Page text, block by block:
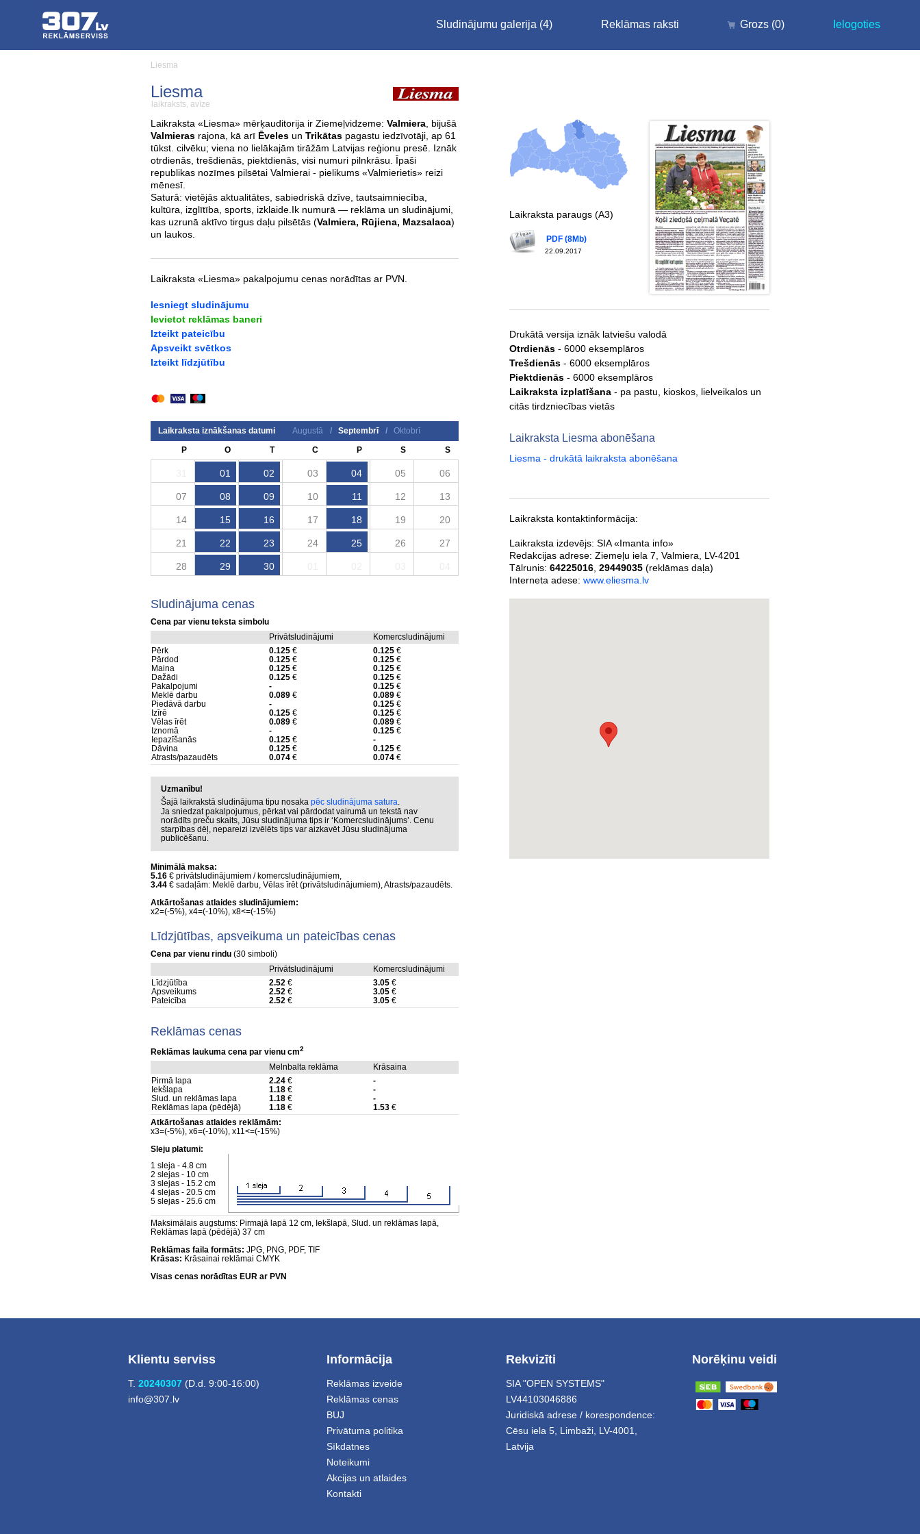
Sludinājumu galerija (4) Reklāmas raksti Grozs (0) Ielogoties
Liesma
Liesma
laikraksts, avīze
Laikraksta «Liesma» mērķauditorija ir Ziemeļvidzeme: Valmiera , bijušā
Valmieras rajona, kā arī Ēveles un Trikātas pagastu iedzīvotāji, ap 61
tūkst. cilvēku; viena no lielākajām tirāžām Latvijas reģionu presē. Iznāk
otrdienās, trešdienās, piektdienās, visi numuri pilnkrāsu. Īpaši
republikas nozīmes pilsētai Valmierai - pielikums «Valmierietis» reizi
mēnesī.
Saturā: vietējās aktualitātes, sabiedriskā dzīve, tautsaimniecība,
kultūra, izglītība, sports, izklaide.Ik numurā — reklāma un sludinājumi,
kas uzrunā aktīvo tirgus daļu pilsētās (Valmiera, Rūjiena, Mazsalaca)
un laukos.
Laikraksta «Liesma» pakalpojumu cenas norādītas ar PVN.
Iesniegt sludinājumu
Ievietot reklāmas baneri
Izteikt pateicību
Apsveikt svētkos
Izteikt līdzjūtību
Laikraksta iznākšanas datumi Augustā / Septembrī /
Oktobrī
P
O T C P S S
01 02 03 04 05 06
07 08 09 10 11 12 13
14 15 16 17 18 19 20
21 22 23 24 25 26 27
28 29 30
Sludinājuma cenas
Cena par vienu teksta simbolu
Privātsludinājumi
Komercsludinājumi
Pērk
0.125 € 0.125 €
Pārdod
0.125 € 0.125 €
Maina
0.125 € 0.125 €
Dažādi
0.125 € 0.125 €
Pakalpojumi
- 0.125 €
Meklē darbu
0.089 € 0.089 €
Piedāvā darbu
- 0.125 €
Izīrē
0.125 € 0.125 €
Vēlas īrēt
0.089 € 0.089 €
Iznomā
- 0.125 €
Iepazīšanās
0.125 €
-
Dāvina
0.125 € 0.125 €
Atrasts/pazaudēts
0.074 € 0.074 €
Uzmanību!
Šajā laikrakstā sludinājuma tipu nosaka pēc sludinājuma satura.
Ja sniedzat pakalpojumus, pērkat vai pārdodat vairumā un tekstā nav
norādīts preču skaits, Jūsu sludinājuma tips ir ‘Komercsludinājums’. Cenu
starpības dēļ, nepareizi izvēlēts tips var aizkavēt Jūsu sludinājuma
publicēšanu.
Minimālā maksa:
5.16 € privātsludinājumiem / komercsludinājumiem,
3.44 € sadaļām: Meklē darbu, Vēlas īrēt (privātsludinājumiem), Atrasts/pazaudēts.
Atkārtošanas atlaides sludinājumiem:
x2=(-5%), x4=(-10%), x8<=(-15%)
Līdzjūtības, apsveikuma un pateicības cenas
Cena par vienu rindu (30 simboli)
Privātsludinājumi
Komercsludinājumi
Līdzjūtība
2.52 € 3.05 €
Apsveikums
2.52 € 3.05 €
Pateicība
2.52 € 3.05 €
Reklāmas cenas
Reklāmas laukuma cena par vienu cm2
Melnbalta reklāma
Krāsaina
Pirmā lapa
2.24 €
-
Iekšlapa
1.18 €
-
Slud. un reklāmas lapa
1.18 €
-
Reklāmas lapa (pēdējā)
1.18 € 1.53 €
Atkārtošanas atlaides reklāmām:
x3=(-5%), x6=(-10%), x11<=(-15%)
Sleju platumi:
1 sleja - 4.8 cm
2 slejas - 10 cm
3 slejas - 15.2 cm
4 slejas - 20.5 cm
5 slejas - 25.6 cm
Maksimālais augstums: Pirmajā lapā 12 cm, Iekšlapā, Slud. un reklāmas lapā,
Reklāmas lapā (pēdējā) 37 cm
Reklāmas faila formāts: JPG, PNG, PDF, TIF
Krāsas: Krāsainai reklāmai CMYK
Visas cenas norādītas EUR ar PVN
Laikraksta paraugs (A3)
22.09.2017
PDF (8Mb)
Drukātā versija iznāk latviešu valodā
Otrdienās - 6000 eksemplāros
Trešdienās - 6000 eksemplāros
Piektdienās - 6000 eksemplāros
Laikraksta izplatīšana - pa pastu, kioskos, lielveikalos un
citās tirdzniecības vietās
Laikraksta Liesma abonēšana
Liesma - drukātā laikraksta abonēšana
Laikraksta kontaktinformācija:
Laikraksta izdevējs: SIA «Imanta info»
Redakcijas adrese: Ziemeļu iela 7 Valmiera
LV-4201
Tālrunis: 64225016 29449035 (reklāmas daļa)
Interneta adese: www.eliesma.lv
Klientu serviss
T. 20240307 (D.d. 9:00-16:00)
info@307.lv
Informācija
Reklāmas izveide
Reklāmas cenas
BUJ
Privātuma politika
Sīkdatnes
Noteikumi
Akcijas un atlaides
Kontakti
Rekvizīti
SIA "OPEN SYSTEMS"
LV44103046886
Juridiskā adrese / korespondence:
Cēsu iela 5 Limbaži LV-4001,
Latvija
Norēķinu veidi